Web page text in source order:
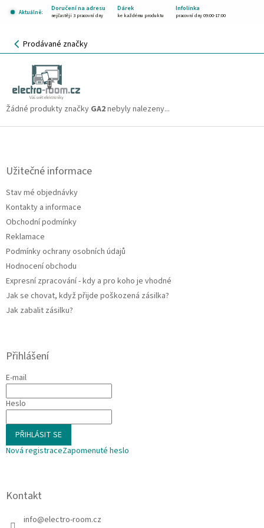
Aktuálně:
Doručení na adresu Dárek Infolinka
nejčastěji 3 pracovní dny ke každému produktu pracovní dny 09:00-17:00
NÁKUPNÍ
KOŠÍK
Prodávané značky
Žádné produkty značky GA2nebyly nalezeny...
Z
Užitečné informace
Stav mé objednávky
Kontakty a informace
Obchodní podmínky
Reklamace
Podmínky ochrany osobních údajů
Hodnocení obchodu
Expresní zpracování - kdy a pro koho je vhodné
Jak se chovat, když přijde poškozená zásilka?
Jak zabalit zásilku?
Přihlášení
E-mail
Heslo
PŘIHLÁSIT SE
Nová registraceZapomenuté heslo
Kontakt
info@electro-room.cz